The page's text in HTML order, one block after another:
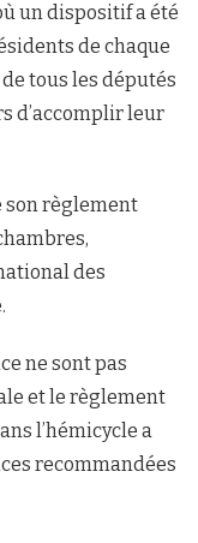
un dispositif a été
de chaque
tous les députés
d’accomplir leur
son règlement
des
ne sont pas
et le règlement
l’hémicycle a
recommandées